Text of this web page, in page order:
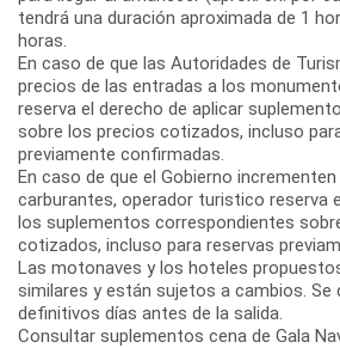
tendrá una duración aproximada de 1
horas.
En caso de que las Autoridades de
precios de las entradas a los
reserva el derecho de aplicar
sobre los precios cotizados, incluso
previamente confirmadas.
En caso de que el Gobierno
carburantes, operador turistico reserva
los suplementos correspondientes
cotizados, incluso para reservas
Las motonaves y los hoteles
similares y están sujetos a cambios. Se
definitivos días antes de la salida.
Consultar suplementos cena de Gala